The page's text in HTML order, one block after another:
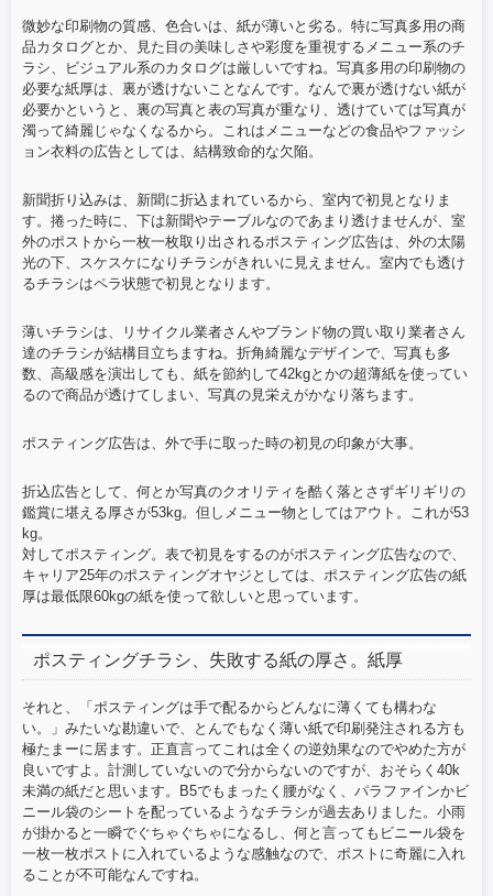
微妙な印刷物の質感、色合いは、紙が薄いと劣る。特に写真多用の商
品カタログとか、見た目の美味しさや彩度を重視するメニュー系のチ
ラシ、ビジュアル系のカタログは厳しいですね。写真多用の印刷物の
必要な紙厚は、裏が透けないことなんです。なんで裏が透けない紙が
必要かというと、裏の写真と表の写真が重なり、透けていては写真が
濁って綺麗じゃなくなるから。これはメニューなどの食品やファッシ
ョン衣料の広告としては、結構致命的な欠陥。
新聞折り込みは、新聞に折込まれているから、室内で初見となりま
す。捲った時に、下は新聞やテーブルなのであまり透けませんが、室
外のポストから一枚一枚取り出されるポスティング広告は、外の太陽
光の下、スケスケになりチラシがきれいに見えません。室内でも透け
るチラシはペラ状態で初見となります。
薄いチラシは、リサイクル業者さんやブランド物の買い取り業者さん
達のチラシが結構目立ちますね。折角綺麗なデザインで、写真も多
数、高級感を演出しても、紙を節約して42kgとかの超薄紙を使ってい
るので商品が透けてしまい、写真の見栄えがかなり落ちます。
ポスティング広告は、外で手に取った時の初見の印象が大事。
折込広告として、何とか写真のクオリティを酷く落とさずギリギリの
鑑賞に堪える厚さが53kg。但しメニュー物としてはアウト。これが53
kg。
対してポスティング。表で初見をするのがポスティング広告なので、
キャリア25年のポスティングオヤジとしては、ポスティング広告の紙
厚は最低限60kgの紙を使って欲しいと思っています。
ポスティングチラシ、失敗する紙の厚さ。紙厚
それと、「ポスティングは手で配るからどんなに薄くても構わな
い。」みたいな勘違いで、とんでもなく薄い紙で印刷発注される方も
極たまーに居ます。正直言ってこれは全くの逆効果なのでやめた方が
良いですよ。計測していないので分からないのですが、おそらく40k
未満の紙だと思います。B5でもまったく腰がなく、パラファインかビ
ニール袋のシートを配っているようなチラシが過去ありました。小雨
が掛かると一瞬でぐちゃぐちゃになるし、何と言ってもビニール袋を
一枚一枚ポストに入れているような感触なので、ポストに奇麗に入れ
ることが不可能なんですね。